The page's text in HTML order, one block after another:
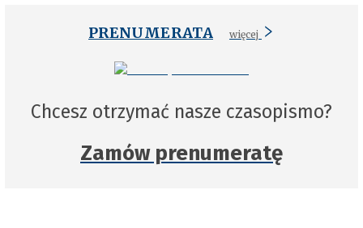
PRENUMERATA więcej
Chcesz otrzymać nasze czasopismo?
Zamów prenumeratę